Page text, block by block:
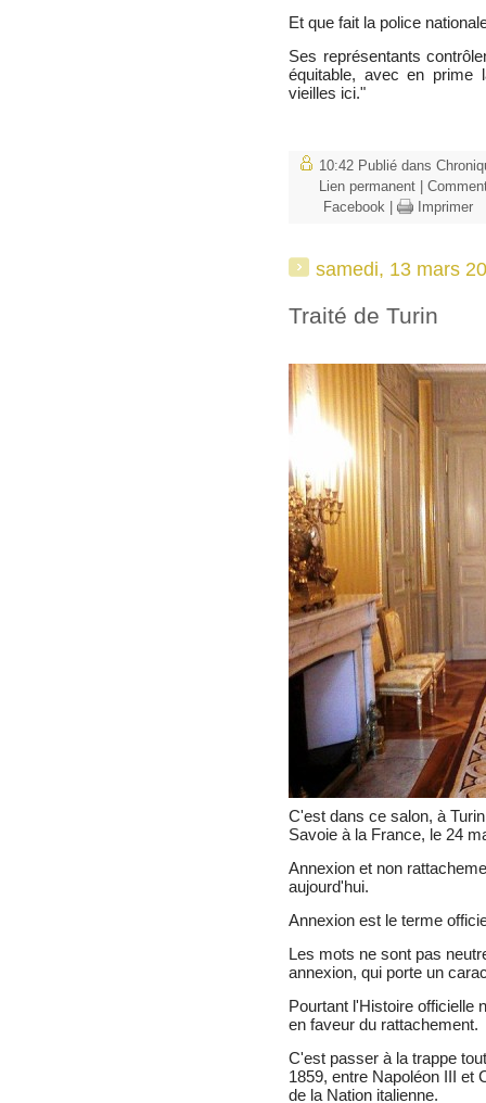
Et que fait la police
Ses représentants
équitable, avec en
vieilles ici."
10:42 Publié dans
Lien permanent
Facebook
Imprimer
samedi, 13 mars
Traité de Turin
C'est dans ce salon, à
Savoie à la France, le 24
Annexion et non
aujourd'hui.
Annexion est le terme
Les mots ne sont pas
annexion, qui porte un
Pourtant l'Histoire officielle
en faveur du rattachement.
C'est passer à la trappe
1859, entre Napoléon III et
de la Nation italienne.